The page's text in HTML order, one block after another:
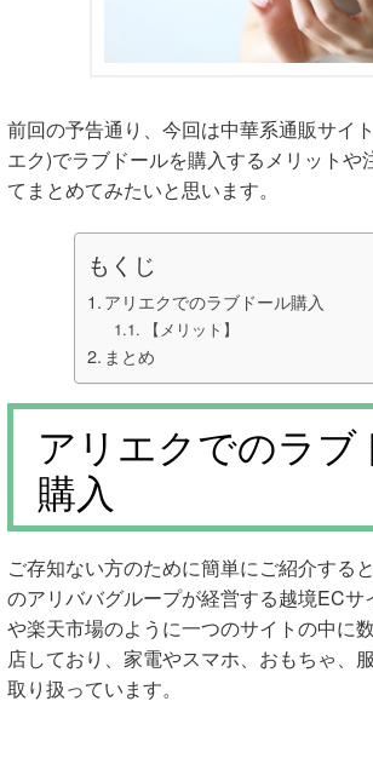
前回の予告通り、今回は中華系通販サイ
エク)でラブドールを購入するメリットや
てまとめてみたいと思います。
もくじ
アリエクでのラブドール購入
【メリット】
まとめ
アリエクでのラブ
購入
ご存知ない方のために簡単にご紹介する
のアリババグループが経営する越境ECサ
や楽天市場のように一つのサイトの中に
店しており、家電やスマホ、おもちゃ、
取り扱っています。